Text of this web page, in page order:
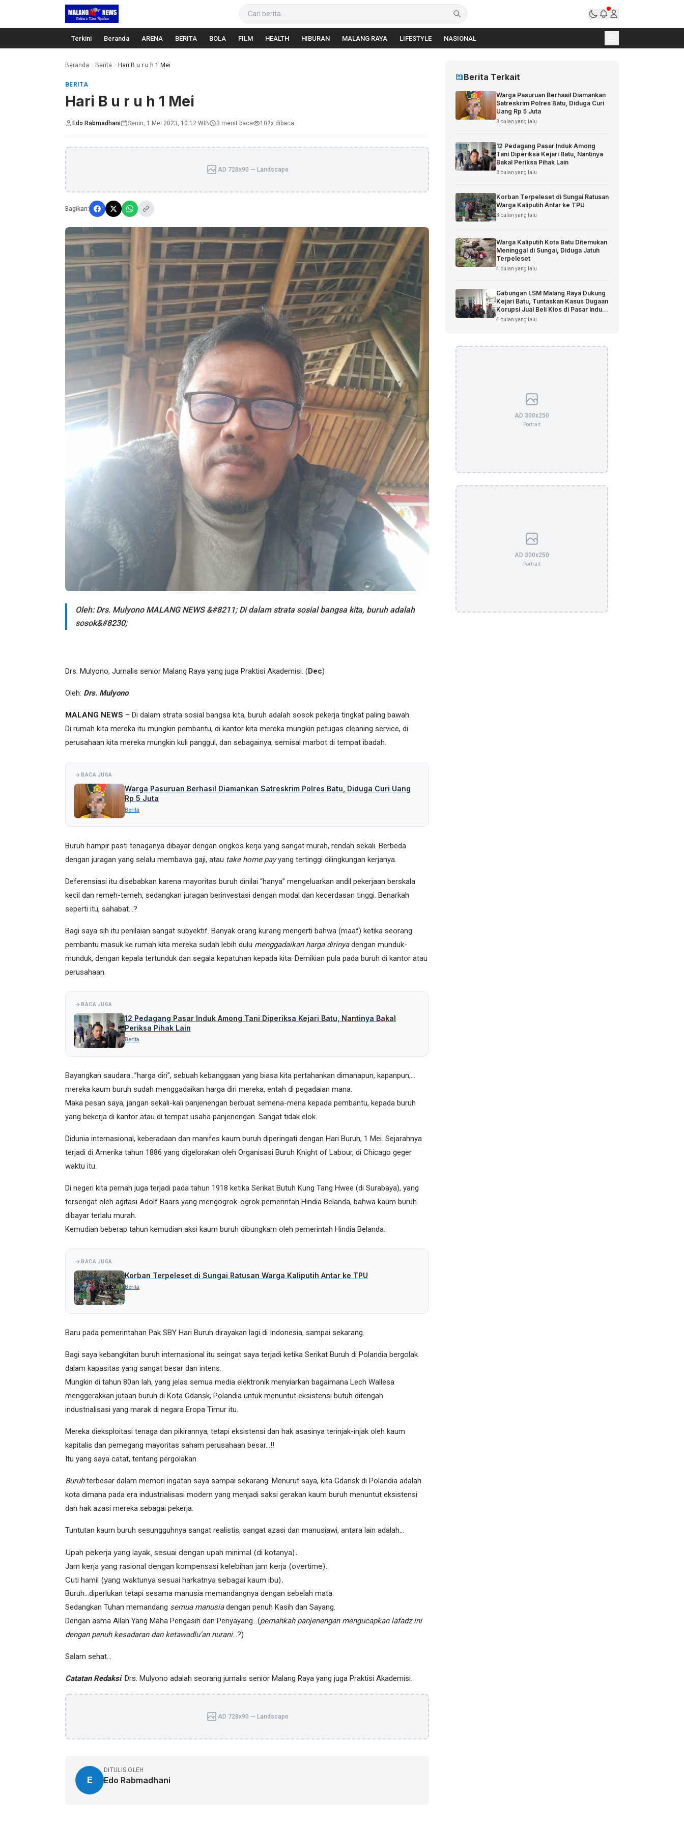
Langsung ke konten
Terkini Beranda ARENA BERITA BOLA FILM HEALTH HIBURAN MALANG RAYA LIFESTYLE NASIONAL
Beranda Berita Hari B u r u h 1 Mei
BERITA
Hari B u r u h 1 Mei
Edo Rabmadhani Senin, 1 Mei 2023, 10:12 WIB 3 menit baca 102x dibaca
AD 728x90 — Landscape
Bagikan:
Oleh: Drs. Mulyono MALANG NEWS &#8211; Di dalam strata sosial bangsa kita, buruh adalah
sosok&#8230;
Drs. Mulyono, Jurnalis senior Malang Raya yang juga Praktisi Akademisi. (Dec)
Oleh: Drs. Mulyono
MALANG NEWS – Di dalam strata sosial bangsa kita, buruh adalah sosok pekerja tingkat paling bawah.
Di rumah kita mereka itu mungkin pembantu, di kantor kita mereka mungkin petugas cleaning service, di
perusahaan kita mereka mungkin kuli panggul, dan sebagainya, semisal marbot di tempat ibadah.
BACA JUGA
Warga Pasuruan Berhasil Diamankan Satreskrim Polres Batu, Diduga Curi Uang
Rp 5 Juta
Berita
Buruh hampir pasti tenaganya dibayar dengan ongkos kerja yang sangat murah, rendah sekali. Berbeda
dengan juragan yang selalu membawa gaji, atau take home payyang tertinggi dilingkungan kerjanya.
Deferensiasi itu disebabkan karena mayoritas buruh dinilai “hanya” mengeluarkan andil pekerjaan berskala
kecil dan remeh-temeh, sedangkan juragan berinvestasi dengan modal dan kecerdasan tinggi. Benarkah
seperti itu, sahabat…?
Bagi saya sih itu penilaian sangat subyektif. Banyak orang kurang mengerti bahwa (maaf) ketika seorang
pembantu masuk ke rumah kita mereka sudah lebih dulu menggadaikan harga dirinyadengan munduk-
munduk, dengan kepala tertunduk dan segala kepatuhan kepada kita. Demikian pula pada buruh di kantor atau
perusahaan.
BACA JUGA
12 Pedagang Pasar Induk Among Tani Diperiksa Kejari Batu, Nantinya Bakal
Periksa Pihak Lain
Berita
Bayangkan saudara…”harga diri”, sebuah kebanggaan yang biasa kita pertahankan dimanapun, kapanpun,…
mereka kaum buruh sudah menggadaikan harga diri mereka, entah di pegadaian mana.
Maka pesan saya, jangan sekali-kali panjenengan berbuat semena-mena kepada pembantu, kepada buruh
yang bekerja di kantor atau di tempat usaha panjenengan. Sangat tidak elok.
Didunia internasional, keberadaan dan manifes kaum buruh diperingati dengan Hari Buruh, 1 Mei. Sejarahnya
terjadi di Amerika tahun 1886 yang digelorakan oleh Organisasi Buruh Knight of Labour, di Chicago geger
waktu itu.
Di negeri kita pernah juga terjadi pada tahun 1918 ketika Serikat Butuh Kung Tang Hwee (di Surabaya), yang
tersengat oleh agitasi Adolf Baars yang mengogrok-ogrok pemerintah Hindia Belanda, bahwa kaum buruh
dibayar terlalu murah.
Kemudian beberap tahun kemudian aksi kaum buruh dibungkam oleh pemerintah Hindia Belanda.
BACA JUGA
Korban Terpeleset di Sungai Ratusan Warga Kaliputih Antar ke TPU
Berita
Baru pada pemerintahan Pak SBY Hari Buruh dirayakan lagi di Indonesia, sampai sekarang.
Bagi saya kebangkitan buruh internasional itu seingat saya terjadi ketika Serikat Buruh di Polandia bergolak
dalam kapasitas yang sangat besar dan intens.
Mungkin di tahun 80an lah, yang jelas semua media elektronik menyiarkan bagaimana Lech Wallesa
menggerakkan jutaan buruh di Kota Gdansk, Polandia untuk menuntut eksistensi butuh ditengah
industrialisasi yang marak di negara Eropa Timur itu.
Mereka dieksploitasi tenaga dan pikirannya, tetapi eksistensi dan hak asasinya terinjak-injak oleh kaum
kapitalis dan pemegang mayoritas saham perusahaan besar…!!
Itu yang saya catat, tentang pergolakan
Buruhterbesar dalam memori ingatan saya sampai sekarang. Menurut saya, kita Gdansk di Polandia adalah
kota dimana pada era industrialisasi modern yang menjadi saksi gerakan kaum buruh menuntut eksistensi
dan hak azasi mereka sebagai pekerja.
Tuntutan kaum buruh sesungguhnya sangat realistis, sangat azasi dan manusiawi, antara lain adalah…
Upah pekerja yang layak, sesuai dengan upah minimal (di kotanya).
Jam kerja yang rasional dengan kompensasi kelebihan jam kerja (overtime).
Cuti hamil (yang waktunya sesuai harkatnya sebagai kaum ibu).
Buruh…diperlukan tetapi sesama manusia memandangnya dengan sebelah mata.
Sedangkan Tuhan memandang semua manusiadengan penuh Kasih dan Sayang.
Dengan asma Allah Yang Maha Pengasih dan Penyayang…(pernahkah panjenengan mengucapkan lafadz ini
dengan penuh kesadaran dan ketawadlu’an nurani…?)
Salam sehat…
Catatan Redaksi: Drs. Mulyono adalah seorang jurnalis senior Malang Raya yang juga Praktisi Akademisi.
AD 728x90 — Landscape
E
DITULIS OLEH
Edo Rabmadhani
Berita Terkait
Warga Pasuruan Berhasil Diamankan
Satreskrim Polres Batu, Diduga Curi
Uang Rp 5 Juta
3 bulan yang lalu
12 Pedagang Pasar Induk Among
Tani Diperiksa Kejari Batu, Nantinya
Bakal Periksa Pihak Lain
3 bulan yang lalu
Korban Terpeleset di Sungai Ratusan
Warga Kaliputih Antar ke TPU
3 bulan yang lalu
Warga Kaliputih Kota Batu Ditemukan
Meninggal di Sungai, Diduga Jatuh
Terpeleset
4 bulan yang lalu
Gabungan LSM Malang Raya Dukung
Kejari Batu, Tuntaskan Kasus Dugaan
Korupsi Jual Beli Kios di Pasar Induk
Among Tani
4 bulan yang lalu
AD 300x250
Portrait
AD 300x250
Portrait